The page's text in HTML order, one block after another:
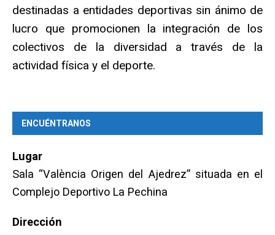
destinadas a entidades deportivas sin ánimo de
lucro que promocionen la integración de los
colectivos de la diversidad a través de la
actividad física y el deporte.
ENCUÉNTRANOS
Lugar
Sala “València Origen del Ajedrez” situada en el
Complejo Deportivo La Pechina
Dirección